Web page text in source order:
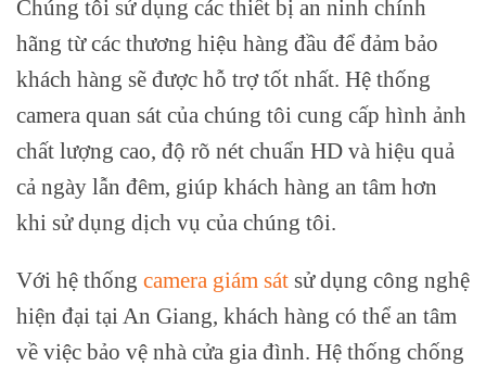
Chúng tôi sử dụng các thiết bị an ninh chính
hãng từ các thương hiệu hàng đầu để đảm bảo
khách hàng sẽ được hỗ trợ tốt nhất. Hệ thống
camera quan sát của chúng tôi cung cấp hình ảnh
chất lượng cao, độ rõ nét chuẩn HD và hiệu quả
cả ngày lẫn đêm, giúp khách hàng an tâm hơn
khi sử dụng dịch vụ của chúng tôi.
Với hệ thống camera giám sát sử dụng công nghệ
hiện đại tại An Giang, khách hàng có thể an tâm
về việc bảo vệ nhà cửa gia đình. Hệ thống chống